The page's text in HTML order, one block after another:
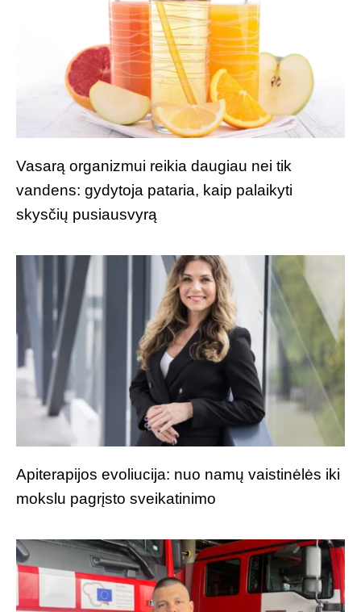
Vasarą organizmui reikia daugiau nei tik
vandens: gydytoja pataria, kaip palaikyti
skysčių pusiausvyrą
Apiterapijos evoliucija: nuo namų vaistinėlės iki
mokslu pagrįsto sveikatinimo